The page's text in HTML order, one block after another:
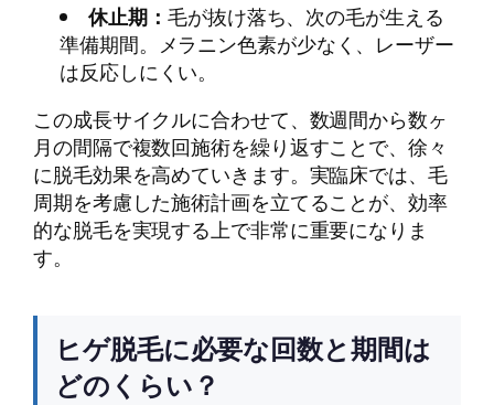
休止期： 毛が抜け落ち、次の毛が生える
準備期間。メラニン色素が少なく、レーザー
は反応しにくい。
この成長サイクルに合わせて、数週間から数ヶ
月の間隔で複数回施術を繰り返すことで、徐々
に脱毛効果を高めていきます。実臨床では、毛
周期を考慮した施術計画を立てることが、効率
的な脱毛を実現する上で非常に重要になりま
す。
ヒゲ脱毛に必要な回数と期間は
どのくらい？